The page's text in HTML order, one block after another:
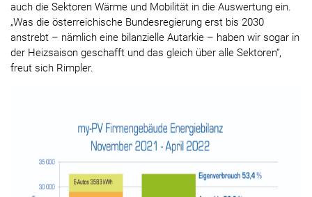
auch die Sektoren Wärme und Mobilität in die Auswertung ein.
„Was die österreichische Bundesregierung erst bis 2030
anstrebt – nämlich eine bilanzielle Autarkie – haben wir sogar in
der Heizsaison geschafft und das gleich über alle Sektoren“,
freut sich Rimpler.